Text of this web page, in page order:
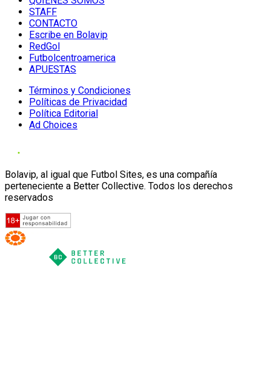
STAFF
CONTACTO
Escribe en Bolavip
RedGol
Futbolcentroamerica
APUESTAS
Términos y Condiciones
Políticas de Privacidad
Política Editorial
Ad Choices
Bolavip, al igual que Futbol Sites, es una compañía
perteneciente a Better Collective. Todos los derechos
reservados